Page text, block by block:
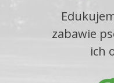
zabawie
ich